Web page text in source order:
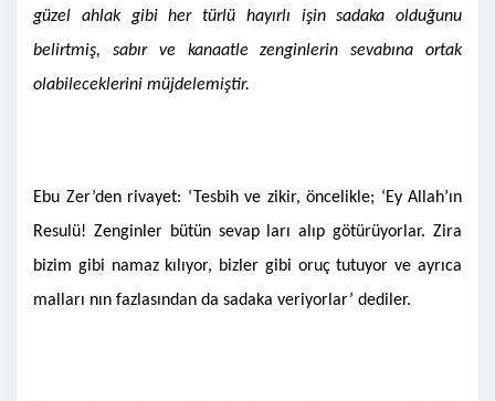
güzel ahlak gibi her türlü hayırlı işin sadaka olduğunu
belirtmiş, sabır ve kanaatle zenginlerin sevabına ortak
olabileceklerini müjdelemiştir.
Ebu Zer’den rivayet: ‘Tesbih ve zikir, öncelikle; ‘Ey Allah’ın
Resulü! Zenginler bütün sevap ları alıp götürüyorlar. Zira
bizim gibi namaz kılıyor, bizler gibi oruç tutuyor ve ayrıca
malları nın fazlasından da sadaka veriyorlar’ dediler.